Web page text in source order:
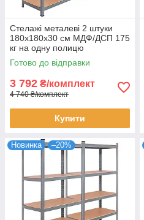
Стелажі металеві 2 штуки
180х180х30 см МДФ/ДСП 175
кг на одну полицю
оцинковані 10 полиць
комплект
Готово до відправки
3 792 ₴/комплект
4 740 ₴/комплект
Купити
Новинка –20%